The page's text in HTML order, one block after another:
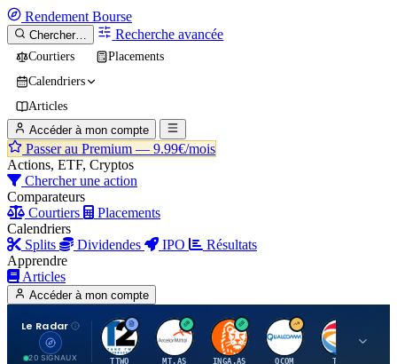
Rendement Bourse
Chercher… Recherche avancée
Courtiers
Placements
Calendriers
Articles
Accéder à mon compte
Passer au Premium — 9.99€/mois
Actions, ETF, Cryptos
Chercher une action
Comparateurs
Courtiers
Placements
Calendriers
Splits
Dividendes IPO
Résultats
Apprendre
Articles
Accéder à mon compte
Le Radar
20 SIGNAUX
T
TTWO
A
MT.AS
I
INGA.AS
Q
QCOM
T
TTE